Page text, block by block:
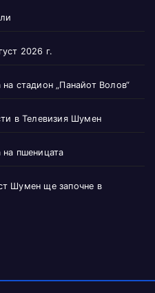
2026 г.
стадион „Панайот Волов“
в Телевизия Шумен
на пшеницата
Шумен ще започне в